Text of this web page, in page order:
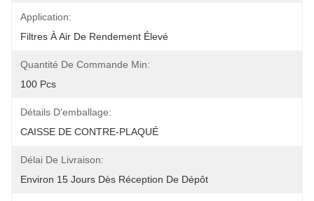
Application:
Filtres À Air De Rendement Élevé
Quantité De Commande Min:
100 Pcs
Détails D'emballage:
CAISSE DE CONTRE-PLAQUÉ
Délai De Livraison:
Environ 15 Jours Dès Réception De Dépôt